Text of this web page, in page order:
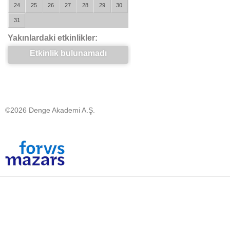
24 25 26 27 28 29 30
31
Yakınlardaki etkinlikler:
Etkinlik bulunamadı
©2026 Denge Akademi A.Ş.